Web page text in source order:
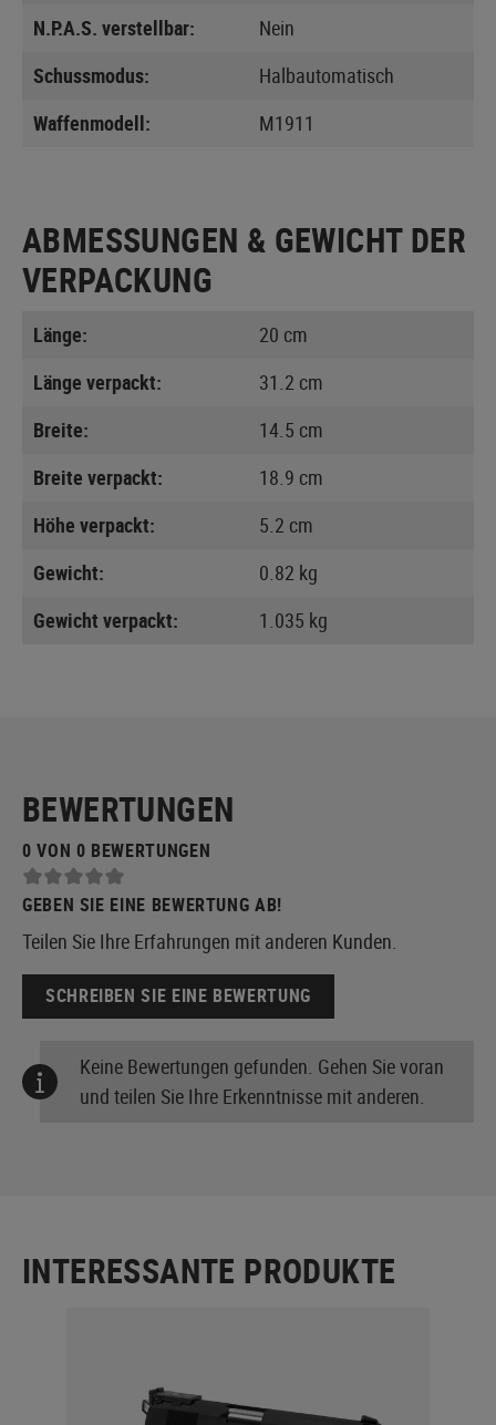
N.P.A.S. verstellbar:
Nein
Schussmodus:
Halbautomatisch
Waffenmodell:
M1911
ABMESSUNGEN & GEWICHT DER
VERPACKUNG
Länge:
20 cm
Länge verpackt:
31.2 cm
Breite:
14.5 cm
Breite verpackt:
18.9 cm
Höhe verpackt:
5.2 cm
Gewicht:
0.82 kg
Gewicht verpackt:
1.035 kg
BEWERTUNGEN
0 VON 0 BEWERTUNGEN
GEBEN SIE EINE BEWERTUNG AB!
Teilen Sie Ihre Erfahrungen mit anderen Kunden.
SCHREIBEN SIE EINE BEWERTUNG
Keine Bewertungen gefunden. Gehen Sie voran
und teilen Sie Ihre Erkenntnisse mit anderen.
INTERESSANTE PRODUKTE